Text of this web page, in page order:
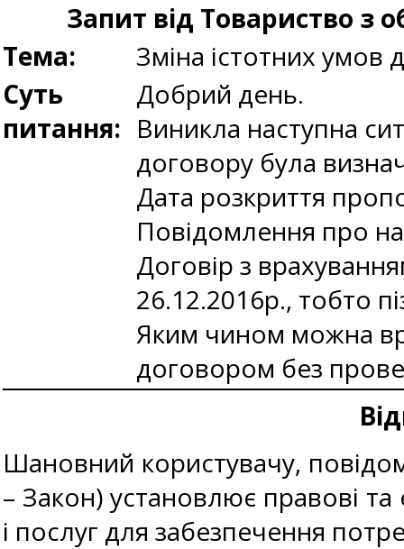
Запит від Товариство з
Тема:
Зміна істотних умов
Суть
питання:
Добрий день.
Виникла наступна
договору була
Дата розкриття
Повідомлення про
Договір з
26.12.2016р., тобто
Яким чином можна
договором без
Шановний користувачу,
– Закон) установлює правові та
і послуг для забезпечення